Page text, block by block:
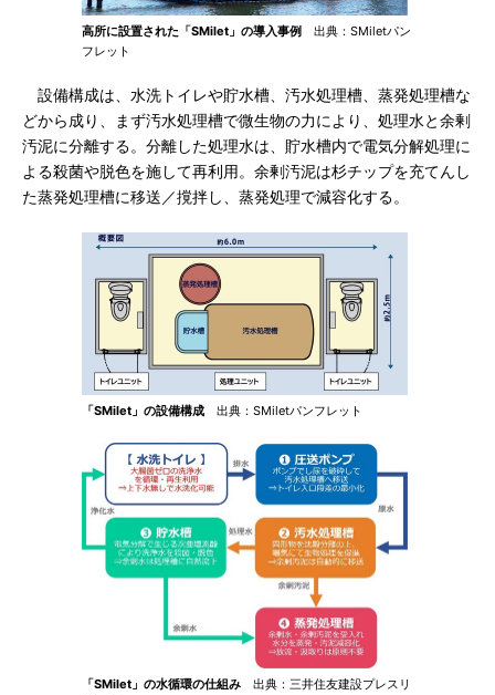
高所に設置された「SMilet」の導入事例
出典：SMiletパン
フレット
設備構成は、水洗トイレや貯水槽、汚水処理槽、蒸発処理槽な
どから成り、まず汚水処理槽で微生物の力により、処理水と余剰
汚泥に分離する。分離した処理水は、貯水槽内で電気分解処理に
よる殺菌や脱色を施して再利用。余剰汚泥は杉チップを充てんし
た蒸発処理槽に移送／撹拌し、蒸発処理で減容化する。
「SMilet」の設備構成 出典：SMiletパンフレット
「SMilet」の水循環の仕組み 出典：三井住友建設プレスリ